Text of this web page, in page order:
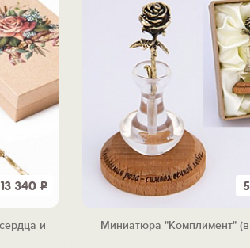
13 340 Р
и
Миниатюра "Комплимент"